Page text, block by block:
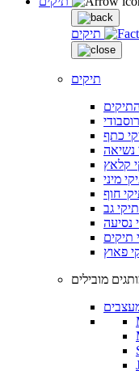
תיקים
תיקים
כתף
נשיאה
מיני
חוף
תיקי גב
נסיעה
תיקים
מובילים